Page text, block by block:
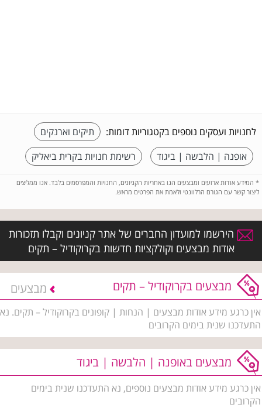
לחנויות ועסקים נוספים בקטגוריות דומות:
תיקים וארנקים
אופנה | הלבשה | ביגוד
רשימת חנויות בקרית ביאליק
* המידע אודות ארועים ומבצעים הנו באחריות הקניונים, החנויות והמפרסמים בלבד. אנו ממליצים
ליצור קשר עם הגורם הרלוונטי ולאמת את הפרטים מראש.
הירשמו למועדון החברים של אתר קניונים וקבלו תזכורות
אודות מבצעים וקולקציות חדשות בקרוקודיל – תקים
מבצעים בקרוקודיל – תקים מבצעים
אין כרגע מידע אודות מבצעים | הנחות | קופונים בקרוקודיל – תקים. נא
התעדכנו שנית בימים הקרובים
מבצעים באופנה | הלבשה | ביגוד
אין כרגע מידע אודות מבצעים נוספים, נא התעדכנו שנית בימים
הקרובים